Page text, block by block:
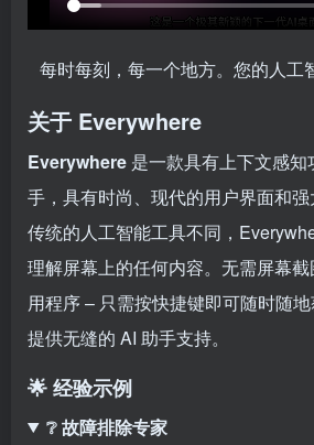
每时每刻，每一个地方。您的人工
关于 Everywhere
Everywhere 是一款具有上下文感
手，具有时尚、现代的用户界面和
传统的人工智能工具不同，
理解屏幕上的任何内容。无需屏幕
用程序 – 只需按快捷键即可随时随地
提供无缝的 AI 助手支持。
🌟 经验示例
❔ 故障排除专家